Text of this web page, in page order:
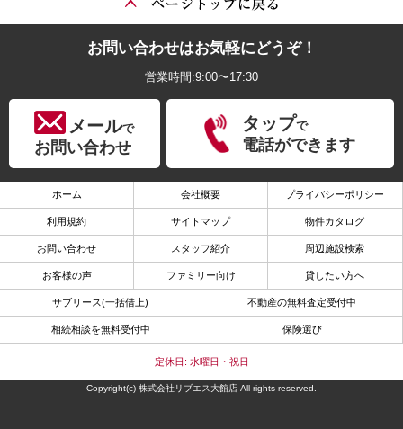
お問い合わせはお気軽にどうぞ！
営業時間:9:00〜17:30
メールで
お問い合わせ
タップで
電話ができます
ホーム 会社概要 プライバシーポリシー
利用規約 サイトマップ 物件カタログ
お問い合わせ スタッフ紹介 周辺施設検索
お客様の声 ファミリー向け 貸したい方へ
サブリース(一括借上) 不動産の無料査定受付中
相続相談を無料受付中 保険選び
定休日: 水曜日・祝日
Copyright(c) 株式会社リブエス大館店 All rights reserved.